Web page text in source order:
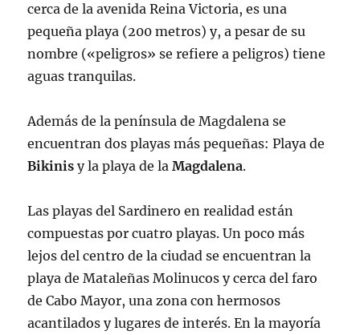
cerca de la avenida Reina Victoria, es una
pequeña playa (200 metros) y, a pesar de su
nombre («peligros» se refiere a peligros) tiene
aguas tranquilas.
Además de la península de Magdalena se
encuentran dos playas más pequeñas: Playa de
Bikinis y la playa de laMagdalena.
Las playas del Sardinero en realidad están
compuestas por cuatro playas. Un poco más
lejos del centro de la ciudad se encuentran la
playa de Mataleñas Molinucos y cerca del faro
de Cabo Mayor, una zona con hermosos
acantilados y lugares de interés. En la mayoría